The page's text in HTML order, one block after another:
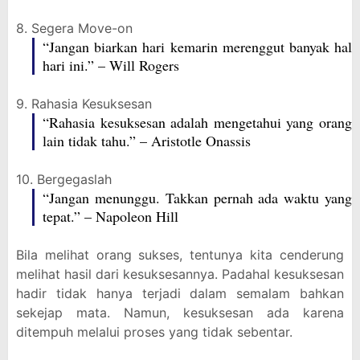
8. Segera Move-on
“Jangan biarkan hari kemarin merenggut banyak hal
hari ini.” – Will Rogers
9. Rahasia Kesuksesan
“Rahasia kesuksesan adalah mengetahui yang orang
lain tidak tahu.” – Aristotle Onassis
10. Bergegaslah
“Jangan menunggu. Takkan pernah ada waktu yang
tepat.” – Napoleon Hill
Bila melihat orang sukses, tentunya kita cenderung
melihat hasil dari kesuksesannya. Padahal kesuksesan
hadir tidak hanya terjadi dalam semalam bahkan
sekejap mata. Namun, kesuksesan ada karena
ditempuh melalui proses yang tidak sebentar.